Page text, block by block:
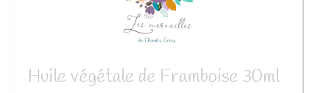
Huile végétale de Framboise 30ml